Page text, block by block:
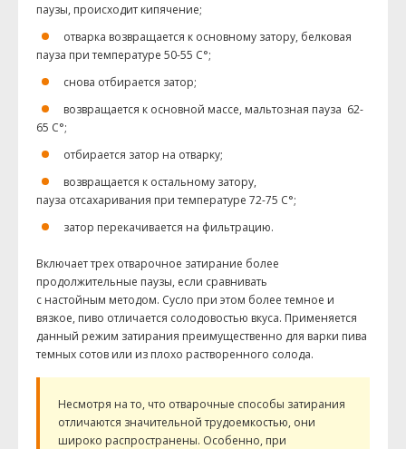
паузы, происходит кипячение;
отварка возвращается к основному затору, белковая
пауза при температуре 50-55 С°;
снова отбирается затор;
возвращается к основной массе, мальтозная пауза 62-
65 С°;
отбирается затор на отварку;
возвращается к остальному затору,
пауза отсахаривания при температуре 72-75 С°;
затор перекачивается на фильтрацию.
Включает трех отварочное затирание более
продолжительные паузы, если сравнивать
с настойным методом. Сусло при этом более темное и
вязкое, пиво отличается солодовостью вкуса. Применяется
данный режим затирания преимущественно для варки пива
темных сотов или из плохо растворенного солода.
Несмотря на то, что отварочные способы затирания
отличаются значительной трудоемкостью, они
широко распространены. Особенно, при